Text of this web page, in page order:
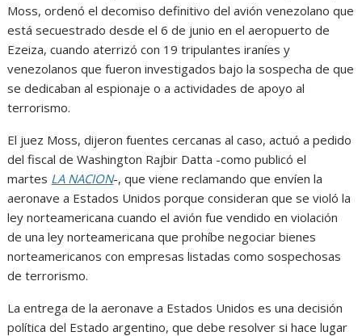
Moss, ordenó el decomiso definitivo del avión venezolano que
está secuestrado desde el 6 de junio en el aeropuerto de
Ezeiza, cuando aterrizó con 19 tripulantes iraníes y
venezolanos que fueron investigados bajo la sospecha de que
se dedicaban al espionaje o a actividades de apoyo al
terrorismo.
El juez Moss, dijeron fuentes cercanas al caso, actuó a pedido
del fiscal de Washington Rajbir Datta -como publicó el
martes LA NACION-, que viene reclamando que envíen la
aeronave a Estados Unidos porque consideran que se violó la
ley norteamericana cuando el avión fue vendido en violación
de una ley norteamericana que prohíbe negociar bienes
norteamericanos con empresas listadas como sospechosas
de terrorismo.
La entrega de la aeronave a Estados Unidos es una decisión
política del Estado argentino, que debe resolver si hace lugar